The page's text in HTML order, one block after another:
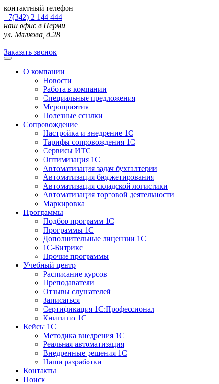
контактный телефон
+7(342) 2 144 444
наш офис в Перми
ул. Малкова, д.28
Заказать звонок
О компании
Новости
Работа в компании
Специальные предложения
Мероприятия
Полезные ссылки
Сопровождение
Настройка и внедрение 1С
Тарифы сопровождения 1С
Сервисы ИТС
Оптимизация 1С
Автоматизация задач бухгалтерии
Автоматизация бюджетирования
Автоматизация складской логистики
Автоматизация торговой деятельности
Маркировка
Программы
Подбор программ 1С
Программы 1С
Дополнительные лицензии 1С
1С-Битрикс
Прочие программы
Учебный центр
Расписание курсов
Преподаватели
Отзывы слушателей
Записаться
Сертификация 1С:Профессионал
Книги по 1С
Кейсы 1С
Методика внедрения 1С
Реальная автоматизация
Внедренные решения 1С
Наши разработки
Контакты
Поиск